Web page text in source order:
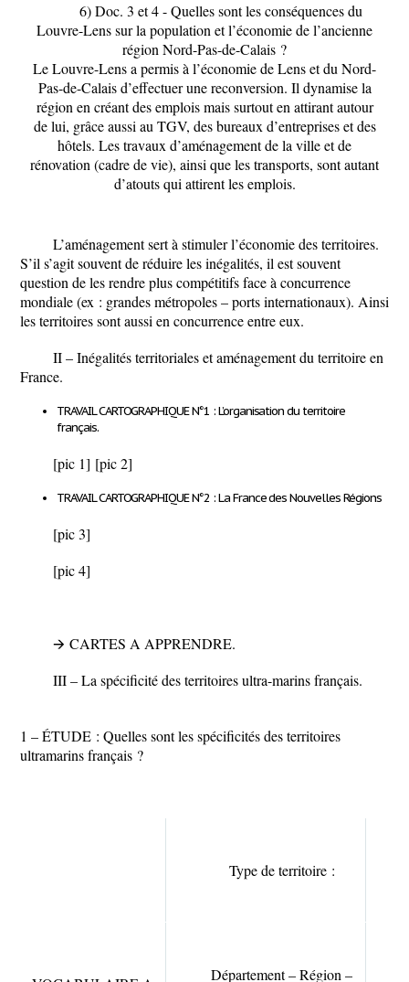
6)Doc. 3 et 4- Quelles sont les conséquences du
Louvre-Lens sur la population et l’économie de l’ancienne
région Nord-Pas-de-Calais ?
Le Louvre-Lens a permis à l’économie de Lens et du Nord-
Pas-de-Calais d’effectuer une reconversion. Il dynamise la
région en créant des emplois mais surtout en attirant autour
de lui, grâce aussi au TGV, des bureaux d’entreprises et des
hôtels. Les travaux d’aménagement de la ville et de
rénovation (cadre de vie), ainsi que les transports, sont autant
d’atouts qui attirent les emplois.
L’aménagement sert à stimuler l’économie des territoires.
S’il s’agit souvent de réduire les inégalités, il est souvent
question de les rendre plus compétitifs face à concurrence
mondiale (ex : grandes métropoles – ports internationaux). Ainsi
les territoires sont aussi en concurrence entre eux.
II –Inégalités territoriales et aménagement du territoire en
France.
TRAVAIL CARTOGRAPHIQUE N°1 :L’organisation du territoire
français.
[pic 1] [pic 2]
TRAVAIL CARTOGRAPHIQUE N°2 :La France des Nouvelles Régions
[pic 3]
[pic 4]
🡪 CARTES A APPRENDRE.
III –La spécificité des territoires ultra-marins français.
1 –ÉTUDE : Quelles sont les spécificités des territoires
ultramarins français ?
Type de territoire :
Département – Région –